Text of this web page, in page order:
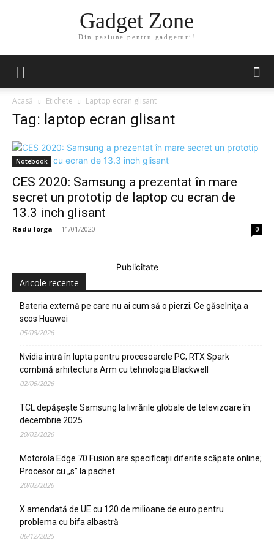
Gadget Zone
Din pasiune pentru gadgeturi!
Acasă Etichete Laptop ecran glisant
Tag: laptop ecran glisant
Notebook
CES 2020: Samsung a prezentat în mare
secret un prototip de laptop cu ecran de
13.3 inch glisant
Radu Iorga - 11/01/2020 0
Publicitate
Aricole recente
Bateria externă pe care nu ai cum să o pierzi; Ce găselniţa a
scos Huawei
05/08/2026
Nvidia intră în lupta pentru procesoarele PC; RTX Spark
combină arhitectura Arm cu tehnologia Blackwell
02/06/2026
TCL depășește Samsung la livrările globale de televizoare în
decembrie 2025
20/02/2026
Motorola Edge 70 Fusion are specificații diferite scăpate online;
Procesor cu „s” la pachet
20/02/2026
X amendată de UE cu 120 de milioane de euro pentru
problema cu bifa albastră
06/12/2025